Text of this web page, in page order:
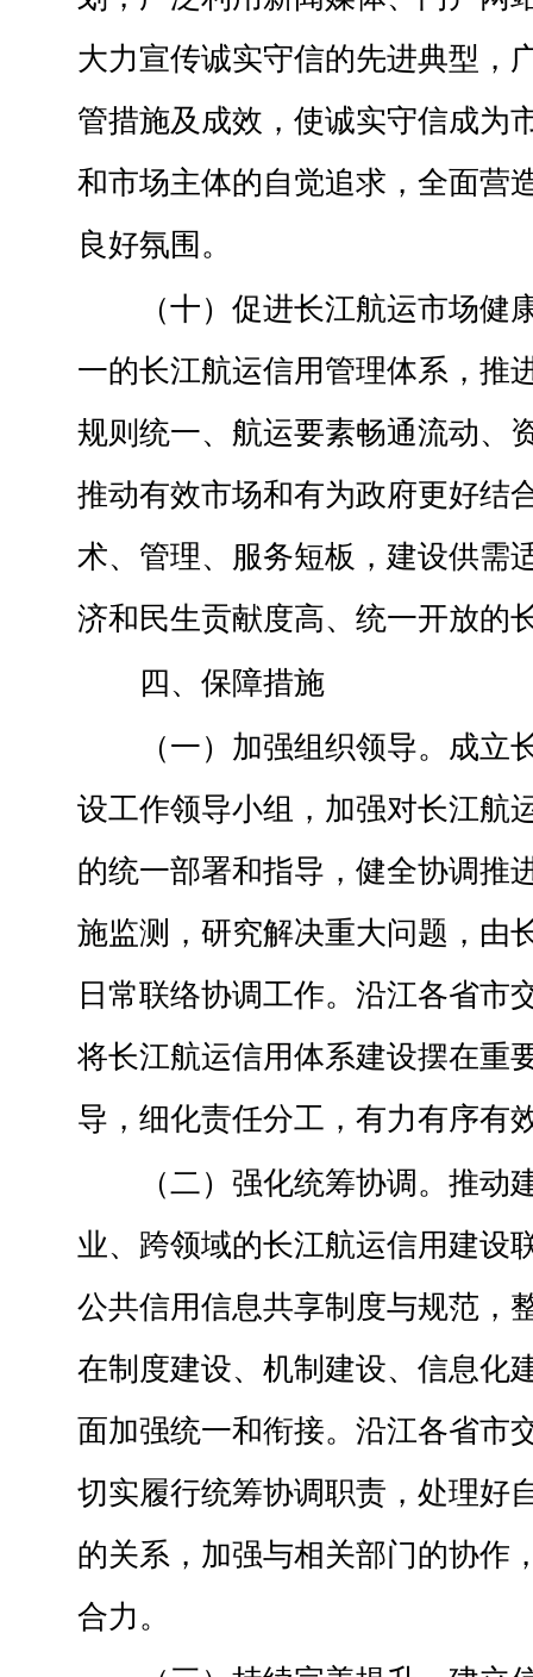
大力宣传诚实守信的先进典型，
管措施及成效，使诚实守信成为
和市场主体的自觉追求，全面营
良好氛围。
（十）促进长江航运市场健
一的长江航运信用管理体系，推
规则统一、航运要素畅通流动、
推动有效市场和有为政府更好结
术、管理、服务短板，建设供需
济和民生贡献度高、统一开放的
四、保障措施
（一）加强组织领导。成立
设工作领导小组，加强对长江航
的统一部署和指导，健全协调推
施监测，研究解决重大问题，由
日常联络协调工作。沿江各省市
将长江航运信用体系建设摆在重
导，细化责任分工，有力有序有
（二）强化统筹协调。推动
业、跨领域的长江航运信用建设
公共信用信息共享制度与规范，
在制度建设、机制建设、信息化
面加强统一和衔接。沿江各省市
切实履行统筹协调职责，处理好
的关系，加强与相关部门的协作
合力。